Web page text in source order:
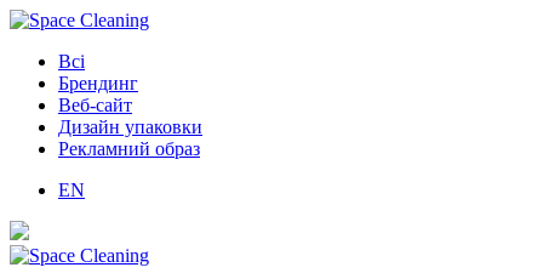
Всі
Брендинг
Веб-сайт
Дизайн упаковки
Рекламний образ
EN